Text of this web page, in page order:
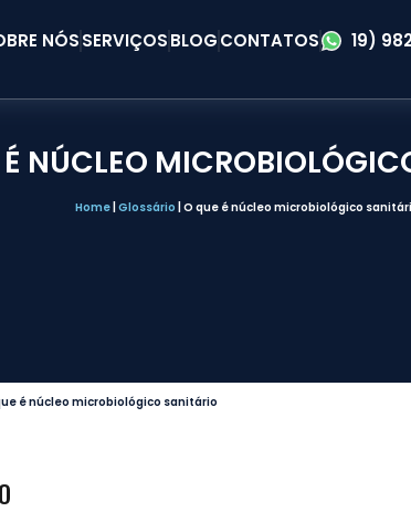
NÓSSERVIÇOSBLOGCONTATOS 19)
NÚCLEO
Home Glossário O que é núcleo microbiológico
é núcleo microbiológico sanitário